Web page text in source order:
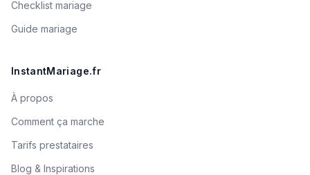
Checklist mariage
Guide mariage
InstantMariage.fr
À propos
Comment ça marche
Tarifs prestataires
Blog & Inspirations